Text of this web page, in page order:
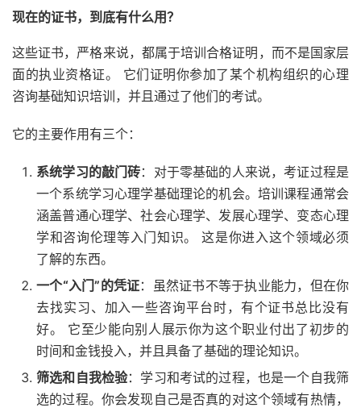
现在的证书，到底有什么用？
这些证书，严格来说，都属于培训合格证明，而不是国家层
面的执业资格证。 它们证明你参加了某个机构组织的心理
咨询基础知识培训，并且通过了他们的考试。
它的主要作用有三个：
系统学习的敲门砖：对于零基础的人来说，考证过程是
一个系统学习心理学基础理论的机会。培训课程通常会
涵盖普通心理学、社会心理学、发展心理学、变态心理
学和咨询伦理等入门知识。 这是你进入这个领域必须
了解的东西。
一个“入门”的凭证：虽然证书不等于执业能力，但在你
去找实习、加入一些咨询平台时，有个证书总比没有
好。 它至少能向别人展示你为这个职业付出了初步的
时间和金钱投入，并且具备了基础的理论知识。
筛选和自我检验：学习和考试的过程，也是一个自我筛
选的过程。你会发现自己是否真的对这个领域有热情，